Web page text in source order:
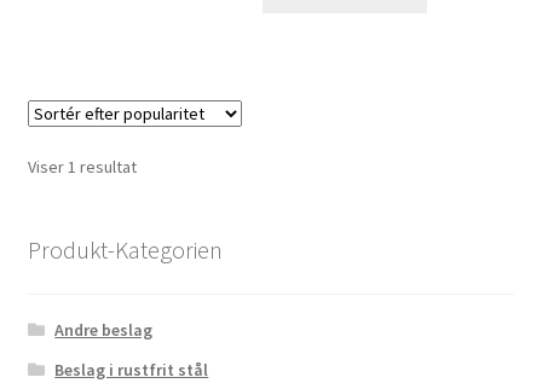
Viser 1 resultat
Produkt-Kategorien
Andre beslag
Beslag i rustfrit stål